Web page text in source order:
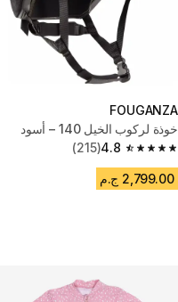
FOUGANZA
خوذة لركوب الخيل 140 – أسود
4.8
4.8 out of 5 stars from 215 reviews
(215)
2,799.00 ج.م